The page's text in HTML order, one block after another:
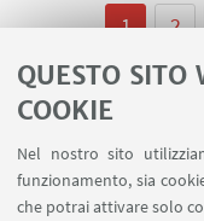
QUESTO SITO
COOKIE
Nel nostro sito
funzionamento, sia
che potrai attivare solo
1 2